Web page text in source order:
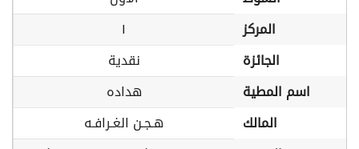
المركز
١
الجائزة
نقدية
اسم المطية
هداده
المالك
هـجـن الغـرافـه